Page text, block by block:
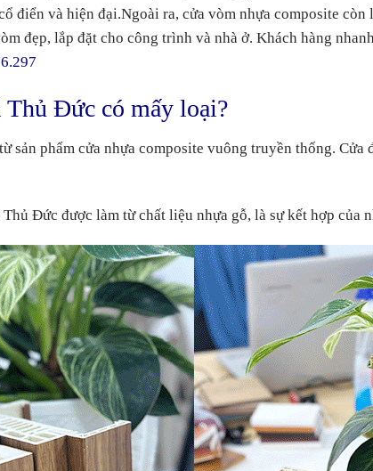
điển và hiện đại.Ngoài ra, cửa vòm nhựa composite
đẹp, lắp đặt cho công trình và nhà ở. Khách hàng
Thủ Đức có mấy loại?
sản phẩm cửa nhựa composite vuông truyền thống. Cửa
Đức được làm từ chất liệu nhựa gỗ, là sự kết hợp của